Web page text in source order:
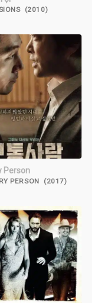
(2010)
Person
PERSON (2017)